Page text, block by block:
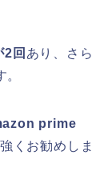
2回 あり、さら
prime
くお勧めしま